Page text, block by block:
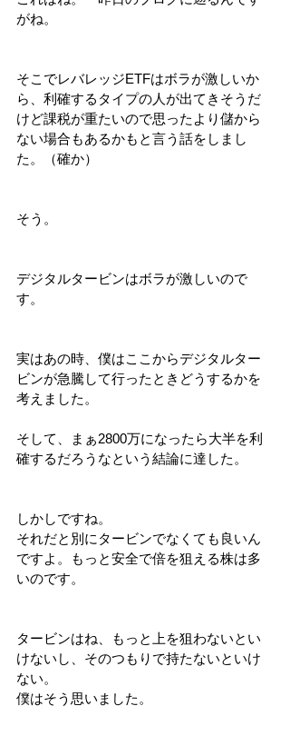
がね。
そこでレバレッジETFはボラが激しいか
ら、利確するタイプの人が出てきそうだ
けど課税が重たいので思ったより儲から
ない場合もあるかもと言う話をしまし
た。（確か）
そう。
デジタルタービンはボラが激しいので
す。
実はあの時、僕はここからデジタルター
ビンが急騰して行ったときどうするかを
考えました。
そして、まぁ2800万になったら大半を利
確するだろうなという結論に達した。
しかしですね。
それだと別にタービンでなくても良いん
ですよ。もっと安全で倍を狙える株は多
いのです。
タービンはね、もっと上を狙わないとい
けないし、そのつもりで持たないといけ
ない。
僕はそう思いました。